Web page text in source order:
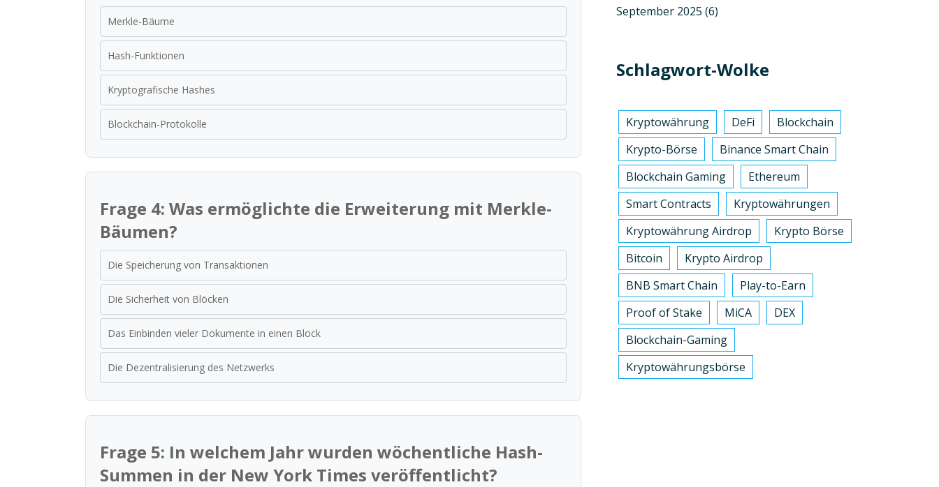
Merkle-Bäume
Hash-Funktionen
Kryptografische Hashes
Blockchain-Protokolle
Frage 4: Was ermöglichte die Erweiterung mit Merkle-
Bäumen?
Die Speicherung von Transaktionen
Die Sicherheit von Blöcken
Das Einbinden vieler Dokumente in einen Block
Die Dezentralisierung des Netzwerks
Frage 5: In welchem Jahr wurden wöchentliche Hash-
Summen in der New York Times veröffentlicht?
September 2025 (6)
Schlagwort-Wolke
Kryptowährung DeFi
Blockchain
Krypto-Börse
Binance Smart Chain
Blockchain Gaming
Ethereum
Smart Contracts
Kryptowährungen
Kryptowährung Airdrop
Krypto Börse
Bitcoin
Krypto Airdrop
BNB Smart Chain
Play-to-Earn
Proof of Stake
MiCA
DEX
Blockchain-Gaming
Kryptowährungsbörse